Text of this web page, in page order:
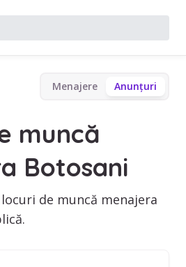
Menajere Anunțuri
muncă
Botosani
de muncă menajera